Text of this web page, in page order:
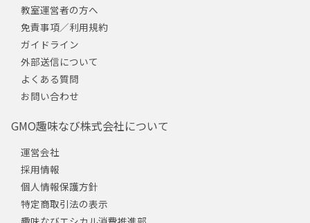
教室運営者の方へ
免責事項／利用規約
ガイドライン
外部送信について
よくある質問
お問い合わせ
GMO趣味なび株式会社について
運営会社
採用情報
個人情報保護方針
特定商取引法の表示